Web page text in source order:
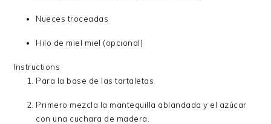
Nueces troceadas
Hilo de miel miel (opcional)
Instructions
Para la base de las tartaletas
Primero mezcla la mantequilla ablandada y el azúcar
con una cuchara de madera.